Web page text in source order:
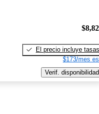
El precio incluye tasas
$173/mes
Verif. disponibilidad